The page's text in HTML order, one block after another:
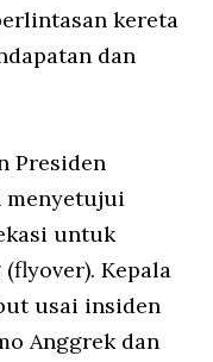
kereta
dan
Presiden
menyetujui
untuk
(flyover). Kepala
usai insiden
Anggrek dan